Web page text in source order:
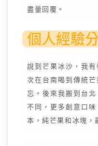
盡量回覆。
個人經驗
說到芒果冰沙，我
次在台南喝到傳統
忘。後來我搬到台
不同，更多創意口
本，純芒果和冰塊，